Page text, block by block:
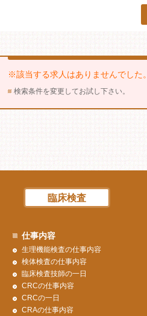
※該当する求人はありませんでした。
検索条件を変更してお試し下さい。
臨床検査
仕事内容
生理機能検査の仕事内容
検体検査の仕事内容
臨床検査技師の一日
CRCの仕事内容
CRCの一日
CRAの仕事内容